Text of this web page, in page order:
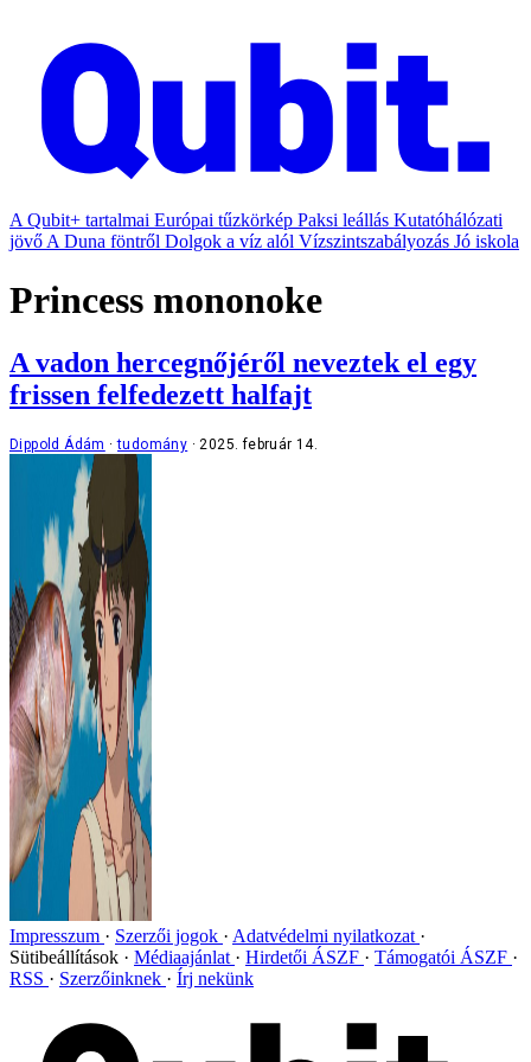
A Qubit+ tartalmai Európai tűzkörkép Paksi leállás Kutatóhálózati
jövő A Duna föntről Dolgok a víz alól Vízszintszabályozás Jó iskola
Princess mononoke
A vadon hercegnőjéről neveztek el egy
frissen felfedezett halfajt
Dippold Ádám tudomány 2025. február 14.
Impresszum Szerzői jogok
Adatvédelmi nyilatkozat
Sütibeállítások
Médiaajánlat Hirdetői ÁSZF
Támogatói ÁSZF
RSS
Szerzőinknek Írj nekünk